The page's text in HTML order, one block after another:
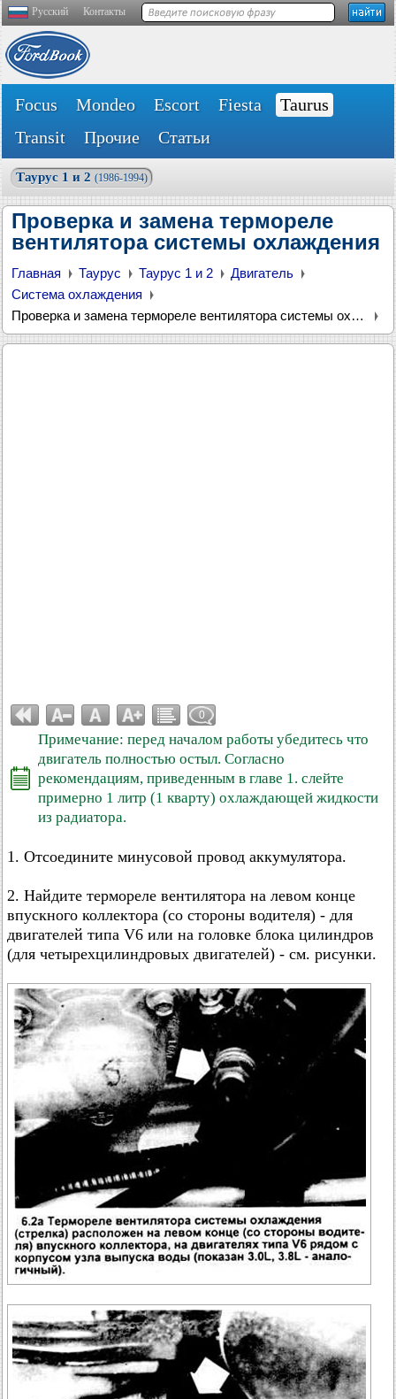
Русский Контакты
Focus Mondeo Escort Fiesta
Taurus
Transit
Прочие Статьи
Таурус 1 и 2 (1986-1994)
Проверка и замена термореле
вентилятора системы охлаждения
Главная Таурус Таурус 1 и 2
Двигатель
Система охлаждения
Проверка и замена термореле вентилятора системы охлаждения
0
Примечание: перед началом работы убедитесь что
двигатель полностью остыл. Согласно
рекомендациям, приведенным в главе 1. слейте
примерно 1 литр (1 кварту) охлаждающей жидкости
из радиатора.
1. Отсоедините минусовой провод аккумулятора.
2. Найдите термореле вентилятора на левом конце
впускного коллектора (со стороны водителя) - для
двигателей типа V6 или на головке блока цилиндров
(для четырехцилиндровых двигателей) - см. рисунки.